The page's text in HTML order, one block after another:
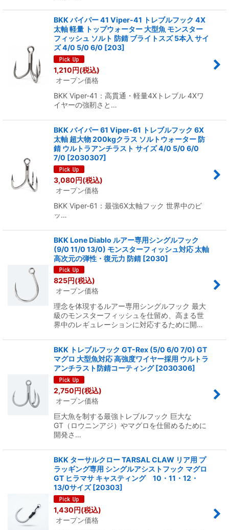
BKK バイパー 41 Viper-41 トレブルフック 4X
太軸 軽量 トップウォーター 大型魚 モンスター
フィッシュ ソルト 防錆 ブライトスズ 5本入 サイ
ズ 4/0 5/0 6/0 [203]
1,210円(税込)
オープン価格
BKK Viper-41：高貫通・軽量4Xトレブル 4Xワ
イヤーの強靭さと…
BKK バイパー 61 Viper-61 トレブルフック 6X
太軸 超大物 200kgクラス ソルトウォーター 防
錆 ウルトラアンチラスト サイズ 4/0 5/0 6/0
7/0 [2030307]
3,080円(税込)
オープン価格
BKK Viper-61：最強6X太軸フック 世界中のビ
ッ…
BKK Lone Diablo ルアー専用シングルフック
(9/0 11/0 13/0) モンスターフィッシュ対応 太軸
高次元の弾性・復元力 防錆 [2030]
825円(税込)
オープン価格
理念を体現するルアー専用シングルフック 最大
級のモンスターフィッシュを仕留め、高まる世
界中のレギュレーションに対応するために開…
BKK トレブルフック GT-Rex (5/0 6/0 7/0) GT
マグロ 大型魚対応 高強度ワイヤー採用 ウルトラ
アンチラスト防錆コーティング [2030306]
2,750円(税込)
オープン価格
巨大魚を制する最強トレブルフック 巨大な
GT（ロウニンアジ）やマグロを仕留めるために
開発さ…
BKK ターサルクロー TARSAL CLAW リア用 プ
ラッギング専用 シングルアシストフック マグロ
GT ヒラマサ キャスティング 10・11・12・
13/0サイズ [20303]
1,430円(税込)
オープン価格